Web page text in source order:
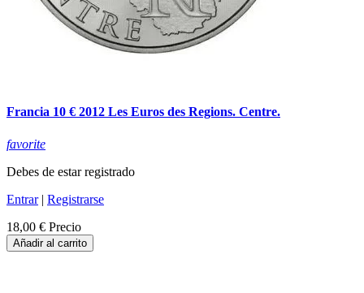
Francia 10 € 2012 Les Euros des Regions. Centre.
favorite
Debes de estar registrado
Entrar| Registrarse
18,00 € Precio
Añadir al carrito